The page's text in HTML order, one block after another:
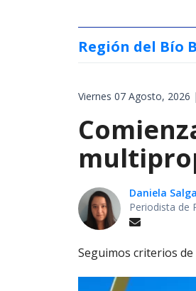
Región del Bío
Viernes 07 Agosto, 2026
Daniela
Periodista de
Seguimos criterios de